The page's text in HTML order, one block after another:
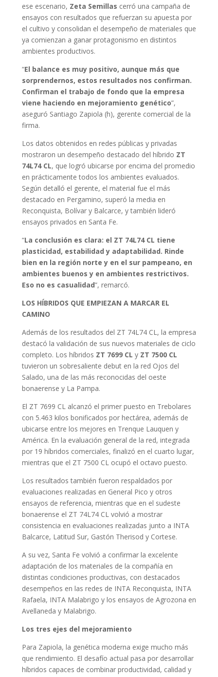
ese escenario, Zeta Semillas cerró una campaña de
ensayos con resultados que refuerzan su apuesta por
el cultivo y consolidan el desempeño de materiales que
ya comienzan a ganar protagonismo en distintos
ambientes productivos.
“El balance es muy positivo, aunque más que
sorprendernos, estos resultados nos confirman.
Confirman el trabajo de fondo que la empresa
viene haciendo en mejoramiento genético”,
aseguró Santiago Zapiola (h), gerente comercial de la
firma.
Los datos obtenidos en redes públicas y privadas
mostraron un desempeño destacado del híbrido ZT
74L74 CL, que logró ubicarse por encima del promedio
en prácticamente todos los ambientes evaluados.
Según detalló el gerente, el material fue el más
destacado en Pergamino, superó la media en
Reconquista, Bolívar y Balcarce, y también lideró
ensayos privados en Santa Fe.
“La conclusión es clara: el ZT 74L74 CL tiene
plasticidad, estabilidad y adaptabilidad. Rinde
bien en la región norte y en el sur pampeano, en
ambientes buenos y en ambientes restrictivos.
Eso no es casualidad”, remarcó.
LOS HÍBRIDOS QUE EMPIEZAN A MARCAR EL
CAMINO
Además de los resultados del ZT 74L74 CL, la empresa
destacó la validación de sus nuevos materiales de ciclo
completo. Los híbridos ZT 7699 CL y ZT 7500 CL
tuvieron un sobresaliente debut en la red Ojos del
Salado, una de las más reconocidas del oeste
bonaerense y La Pampa.
El ZT 7699 CL alcanzó el primer puesto en Trebolares
con 5.463 kilos bonificados por hectárea, además de
ubicarse entre los mejores en Trenque Lauquen y
América. En la evaluación general de la red, integrada
por 19 híbridos comerciales, finalizó en el cuarto lugar,
mientras que el ZT 7500 CL ocupó el octavo puesto.
Los resultados también fueron respaldados por
evaluaciones realizadas en General Pico y otros
ensayos de referencia, mientras que en el sudeste
bonaerense el ZT 74L74 CL volvió a mostrar
consistencia en evaluaciones realizadas junto a INTA
Balcarce, Latitud Sur, Gastón Therisod y Cortese.
A su vez, Santa Fe volvió a confirmar la excelente
adaptación de los materiales de la compañía en
distintas condiciones productivas, con destacados
desempeños en las redes de INTA Reconquista, INTA
Rafaela, INTA Malabrigo y los ensayos de Agrozona en
Avellaneda y Malabrigo.
Los tres ejes del mejoramiento
Para Zapiola, la genética moderna exige mucho más
que rendimiento. El desafío actual pasa por desarrollar
híbridos capaces de combinar productividad, calidad y